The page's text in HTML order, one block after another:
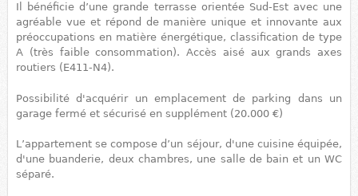
Il bénéficie d’une grande terrasse orientée Sud-Est avec une
agréable vue et répond de manière unique et innovante aux
préoccupations en matière énergétique, classification de type
A (très faible consommation). Accès aisé aux grands axes
routiers (E411-N4).
Possibilité d'acquérir un emplacement de parking dans un
garage fermé et sécurisé en supplément (20.000 €)
L’appartement se compose d’un séjour, d'une cuisine équipée,
d'une buanderie, deux chambres, une salle de bain et un WC
séparé.